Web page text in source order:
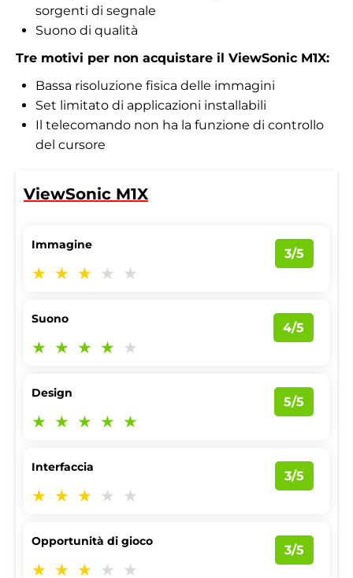
sorgenti di segnale
Suono di qualità
Tre motivi per non acquistare il ViewSonic M1X:
Bassa risoluzione fisica delle immagini
Set limitato di applicazioni installabili
Il telecomando non ha la funzione di controllo
del cursore
ViewSonic M1X
Immagine
3/5
Suono
4/5
Design
5/5
Interfaccia
3/5
Opportunità di gioco
3/5